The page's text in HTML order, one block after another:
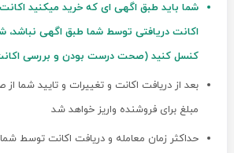
شما باید طبق اگهی ای که خرید میکنید اکانت
اکانت دریافتی توسط شما طبق اگهی نباشد،
کنسل کنید (صحت درست بودن و بررسی
بعد از دریافت اکانت و تغییرات و تایید شما
مبلغ برای فروشنده واریز خواهد شد
حداکثر زمان معامله و دریافت اکانت توسط شما 24 ساعت می باشد